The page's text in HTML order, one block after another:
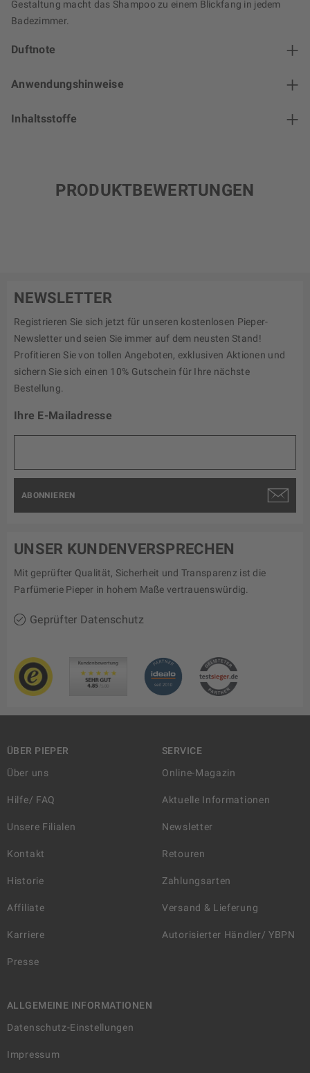
Gestaltung macht das Shampoo zu einem Blickfang in jedem
Badezimmer.
Duftnote
Anwendungshinweise
Inhaltsstoffe
PRODUKTBEWERTUNGEN
NEWSLETTER
Registrieren Sie sich jetzt für unseren kostenlosen Pieper-
Newsletter und seien Sie immer auf dem neusten Stand!
Profitieren Sie von tollen Angeboten, exklusiven Aktionen und
sichern Sie sich einen 10% Gutschein für Ihre nächste
Bestellung.
Ihre E-Mailadresse
ABONNIEREN
UNSER KUNDENVERSPRECHEN
Mit geprüfter Qualität, Sicherheit und Transparenz ist die
Parfümerie Pieper in hohem Maße vertrauenswürdig.
Geprüfter Datenschutz
ÜBER PIEPER
Über uns
Hilfe/ FAQ
Unsere Filialen
Kontakt
Historie
Affiliate
Karriere
Presse
SERVICE
Online-Magazin
Aktuelle Informationen
Newsletter
Retouren
Zahlungsarten
Versand & Lieferung
Autorisierter Händler/ YBPN
ALLGEMEINE INFORMATIONEN
Datenschutz-Einstellungen
Impressum